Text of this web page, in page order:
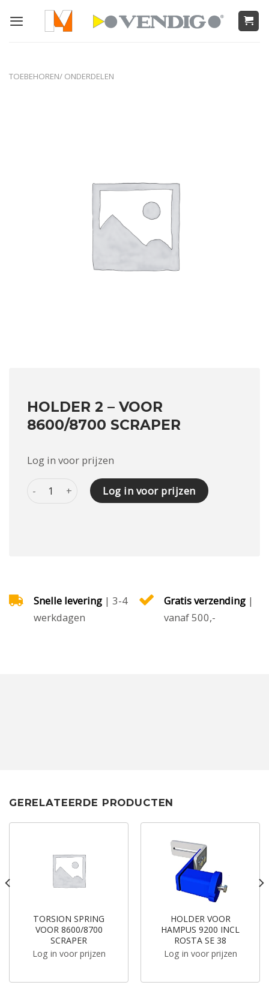
naar
TOEBEHOREN/ ONDERDELEN
HOLDER 2 – VOOR
8600/8700 SCRAPER
Log in voor prijzen
HOLDER 2 - VOOR 8600/8700 SCRAPER aantal
Log in voor prijzen
Snelle levering| 3-4
werkdagen
Gratis verzending|
vanaf 500,-
GERELATEERDE PRODUCTEN
TORSION SPRING
VOOR 8600/8700
SCRAPER
Log in voor prijzen
HOLDER VOOR
HAMPUS 9200 INCL
ROSTA SE 38
Log in voor prijzen